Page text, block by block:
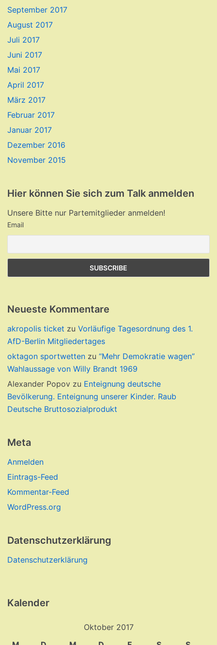
September 2017
August 2017
Juli 2017
Juni 2017
Mai 2017
April 2017
März 2017
Februar 2017
Januar 2017
Dezember 2016
November 2015
Hier können Sie sich zum Talk anmelden
Unsere Bitte nur Partemitglieder anmelden!
Email
Neueste Kommentare
akropolis ticket zu Vorläufige Tagesordnung des 1.
AfD-Berlin Mitgliedertages
oktagon sportwetten zu “Mehr Demokratie wagen”
Wahlaussage von Willy Brandt 1969
Alexander Popov zu Enteignung deutsche
Bevölkerung. Enteignung unserer Kinder. Raub
Deutsche Bruttosozialprodukt
Meta
Anmelden
Eintrags-Feed
Kommentar-Feed
WordPress.org
Datenschutzerklärung
Datenschutzerklärung
Kalender
Oktober 2017